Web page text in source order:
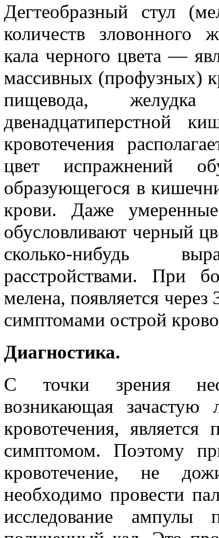
Дегтеобразный стул
количеств зловонного
кала черного цвета —
массивных (профузных)
пищевода,
двенадцатиперстной
кровотечения
цвет испражнений
образующегося в
крови. Даже
обусловливают черный
сколько-нибудь
расстройствами. При
мелена, появляется
симптомами острой
Диагностика.
С точки зрения
возникающая
кровотечения,
симптомом. Поэтому
кровотечение, не
необходимо провести
исследование